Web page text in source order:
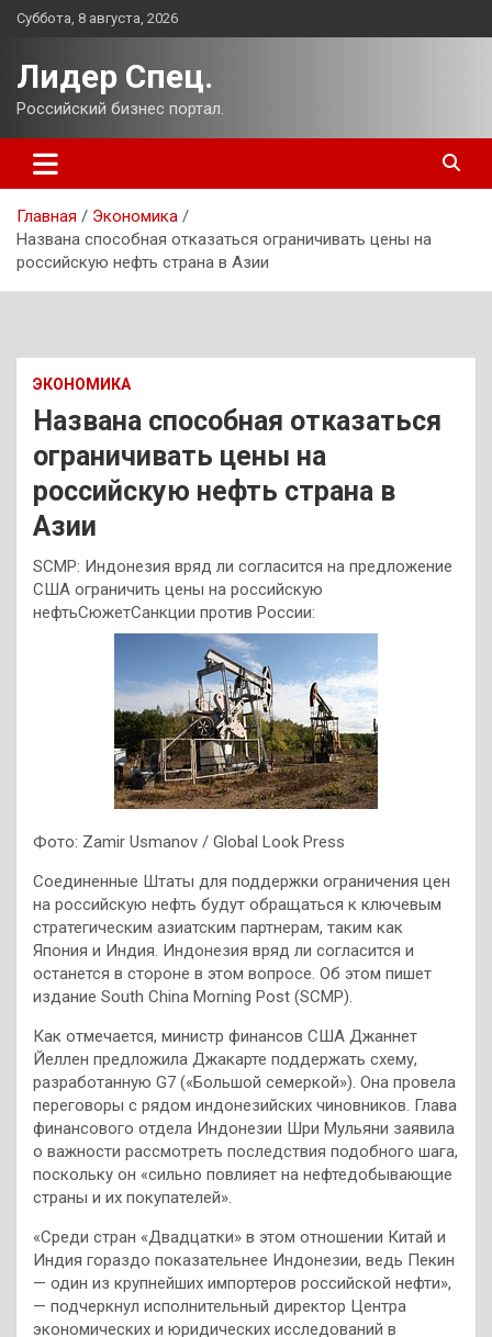
Перейти
Суббота, 8 августа, 2026
Лидер Спец.
Российский бизнес портал.
Главная
Экономика
Названа способная отказаться ограничивать цены на
российскую нефть страна в Азии
ЭКОНОМИКА
Названа способная отказаться
ограничивать цены на
российскую нефть страна в
Азии
SCMP: Индонезия вряд ли согласится на предложение
США ограничить цены на российскую
нефтьСюжетСанкции против России:
Фото: Zamir Usmanov / Global Look Press
Соединенные Штаты для поддержки ограничения цен
на российскую нефть будут обращаться к ключевым
стратегическим азиатским партнерам, таким как
Япония и Индия. Индонезия вряд ли согласится и
останется в стороне в этом вопросе. Об этом пишет
издание South China Morning Post (SCMP).
Как отмечается, министр финансов США Джаннет
Йеллен предложила Джакарте поддержать схему,
разработанную G7 («Большой семеркой»). Она провела
переговоры с рядом индонезийских чиновников. Глава
финансового отдела Индонезии Шри Мульяни заявила
о важности рассмотреть последствия подобного шага,
поскольку он «сильно повлияет на нефтедобывающие
страны и их покупателей».
«Среди стран «Двадцатки» в этом отношении Китай и
Индия гораздо показательнее Индонезии, ведь Пекин
— один из крупнейших импортеров российской нефти»,
— подчеркнул исполнительный директор Центра
экономических и юридических исследований в